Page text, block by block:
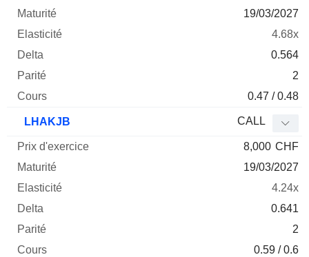
19/03/2027
4.68x
0.564
2
0.47 / 0.48
LHAKJB CALL
8,000 CHF
19/03/2027
4.24x
0.641
2
0.59 / 0.6